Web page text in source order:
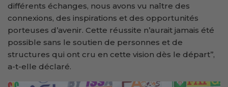
différents échanges, nous avons vu naître des
connexions, des inspirations et des opportunités
porteuses d’avenir. Cette réussite n’aurait jamais été
possible sans le soutien de personnes et de
structures qui ont cru en cette vision dès le départ’’,
a-t-elle déclaré.